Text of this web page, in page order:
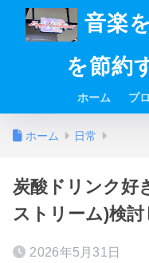
音楽
を節約
ホーム プ
ホーム 日常
炭酸ドリンク好
ストリーム)検
2026年5月31日